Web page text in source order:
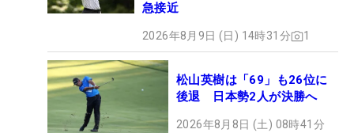
急接近
2026年8月9日 (日) 14時31分 1
松山英樹は「69」も26位に
後退 日本勢2人が決勝へ
2026年8月8日 (土) 08時41分